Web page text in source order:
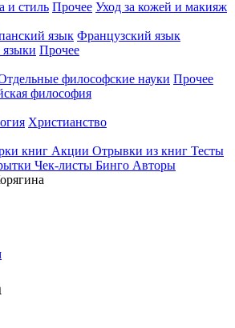
и стиль Прочее Уход за кожей и макияж
язык Французский язык
языки Прочее
философские науки Прочее
философия
Христианство
книг Акции Отрывки из книг Тесты
Чек-листы Бинго Авторы